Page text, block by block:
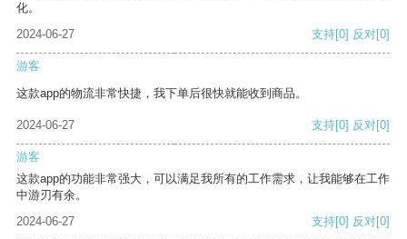
化。
2024-06-27
支持[0] 反对[0]
游客
这款app的物流非常快捷，我下单后很快就能收到商品。
2024-06-27 支持[0] 反对[0]
游客
这款app的功能非常强大，可以满足我所有的工作需求，让我能够在工作
中游刃有余。
2024-06-27
支持[0] 反对[0]